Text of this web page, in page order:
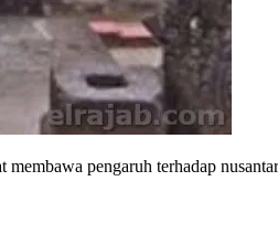
pengaruh terhadap